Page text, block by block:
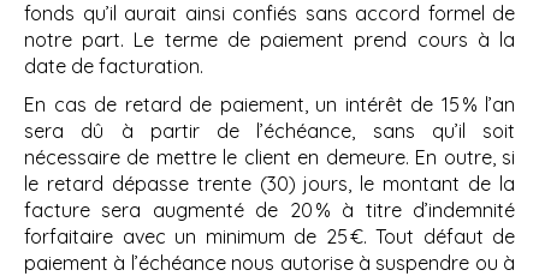
fonds qu’il aurait ainsi confiés sans accord formel de
notre part. Le terme de paiement prend cours à la
date de facturation.
En cas de retard de paiement, un intérêt de 15 % l’an
sera dû à partir de l’échéance, sans qu’il soit
nécessaire de mettre le client en demeure. En outre, si
le retard dépasse trente (30) jours, le montant de la
facture sera augmenté de 20 % à titre d’indemnité
forfaitaire avec un minimum de 25 €. Tout défaut de
paiement à l’échéance nous autorise à suspendre ou à